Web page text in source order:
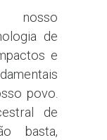
nosso
de
e
povo.
de
basta,